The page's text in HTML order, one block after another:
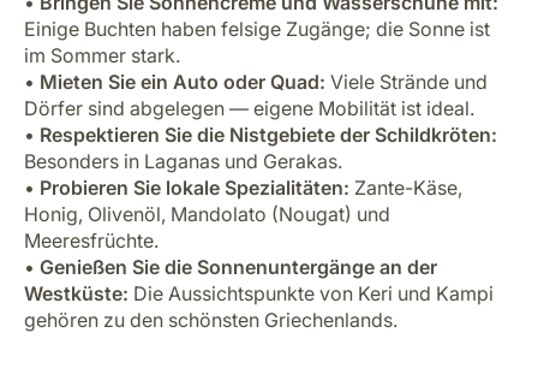
Einige Buchten haben felsige Zugänge; die Sonne ist
im Sommer stark.
• Mieten Sie ein Auto oder Quad: Viele Strände und
Dörfer sind abgelegen — eigene Mobilität ist ideal.
• Respektieren Sie die Nistgebiete der Schildkröten:
Besonders in Laganas und Gerakas.
• Probieren Sie lokale Spezialitäten: Zante-Käse,
Honig, Olivenöl, Mandolato (Nougat) und
Meeresfrüchte.
• Genießen Sie die Sonnenuntergänge an der
Westküste: Die Aussichtspunkte von Keri und Kampi
gehören zu den schönsten Griechenlands.